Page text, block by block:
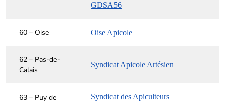
GDSA56
60 – Oise Oise Apicole
62 – Pas-de-
Calais
Syndicat Apicole Artésien
63 – Puy de
Syndicat des Apiculteurs